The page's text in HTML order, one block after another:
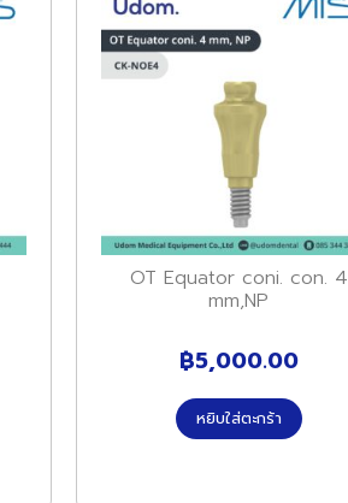
OT Equator coni. con. 4
mm,NP
฿5,000.00
หยิบใส่ตะกร้า